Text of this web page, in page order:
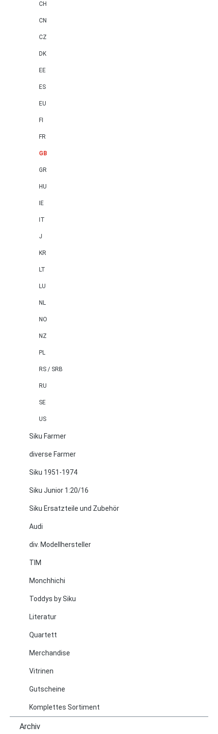
CH
CN
CZ
DK
EE
ES
EU
FI
FR
GB
GR
HU
IE
IT
J
KR
LT
LU
NL
NO
NZ
PL
RS / SRB
RU
SE
US
Siku Farmer
diverse Farmer
Siku 1951-1974
Siku Junior 1:20/16
Siku Ersatzteile und Zubehör
Audi
div. Modellhersteller
TIM
Monchhichi
Toddys by Siku
Literatur
Quartett
Merchandise
Vitrinen
Gutscheine
Komplettes Sortiment
Archiv